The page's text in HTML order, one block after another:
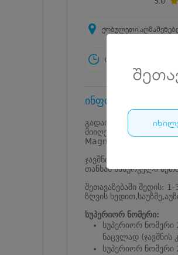
სამუშაო საათები
ინფორმაცია
გადაიხადეთ სრული
მიიღეთ 30%-მდე
Magnetic Beach
ჯავშნის კოდის
თანხას სასურველი
შეთავაზებაში შედის:
ზღვის
სუპერიორ ნომერი:
სუპერიორ
ნაცვლად
სუპერიორ ნომერი